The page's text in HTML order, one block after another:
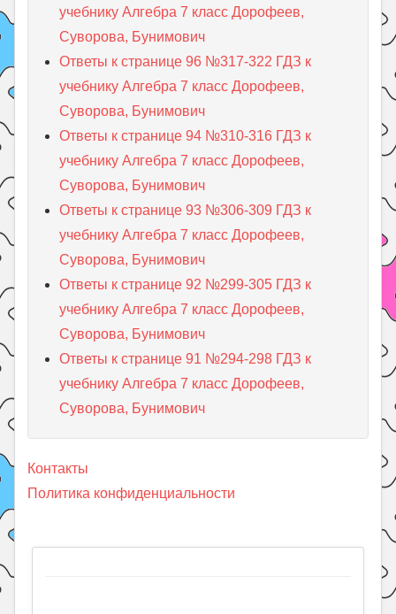
учебнику Алгебра 7 класс Дорофеев,
Суворова, Бунимович
Ответы к странице 96 №317-322 ГДЗ к
учебнику Алгебра 7 класс Дорофеев,
Суворова, Бунимович
Ответы к странице 94 №310-316 ГДЗ к
учебнику Алгебра 7 класс Дорофеев,
Суворова, Бунимович
Ответы к странице 93 №306-309 ГДЗ к
учебнику Алгебра 7 класс Дорофеев,
Суворова, Бунимович
Ответы к странице 92 №299-305 ГДЗ к
учебнику Алгебра 7 класс Дорофеев,
Суворова, Бунимович
Ответы к странице 91 №294-298 ГДЗ к
учебнику Алгебра 7 класс Дорофеев,
Суворова, Бунимович
Контакты
Политика конфиденциальности